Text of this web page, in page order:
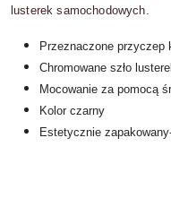
lusterek samochodowych.
Przeznaczone przyczep
Chromowane szło
Mocowanie za pomocą
Kolor czarny
Estetycznie